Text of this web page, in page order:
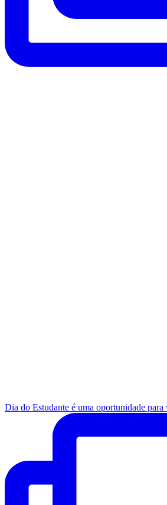
Dia do Estudante é uma oportunidade para